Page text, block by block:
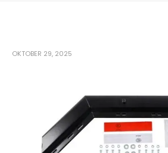
OKTOBER 29, 2025